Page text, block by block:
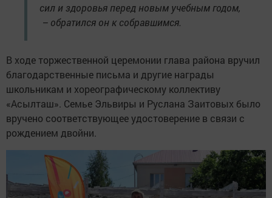
сил и здоровья перед новым учебным годом,
– обратился он к собравшимся.
В ходе торжественной церемонии глава района вручил
благодарственные письма и другие награды
школьникам и хореографическому коллективу
«Асылташ». Семье Эльвиры и Руслана Заитовых было
вручено соответствующее удостоверение в связи с
рождением двойни.